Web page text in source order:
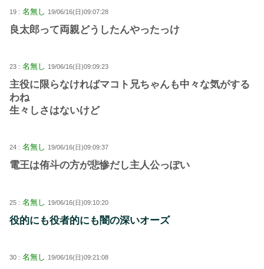
19 : 名無し 19/06/16(日)09:07:28
良太郎って両親どうしたんやったっけ
23 : 名無し 19/06/16(日)09:09:23
主役に限らなければマコト兄ちゃんも中々な気がする
わね
生々しさはないけど
24 : 名無し 19/06/16(日)09:09:37
電王は侑斗の方が悲惨だし主人公っぽい
25 : 名無し 19/06/16(日)09:10:20
役的にも役者的にも闇の深いオーズ
30 : 名無し 19/06/16(日)09:21:08